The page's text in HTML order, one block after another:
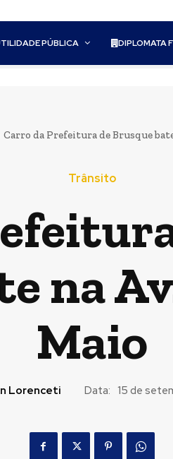
PÚBLICA DIPLOMATA
Carro da Prefeitura de Brusque
Trânsito
na
Maio
Lorenceti Data: 15 de